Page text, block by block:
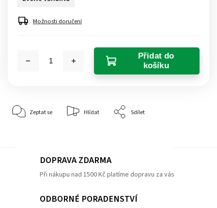
Možnosti doručení
Přidat do
košíku
Zeptat se Hlídat Sdílet
DOPRAVA ZDARMA
Při nákupu nad 1500 Kč platíme dopravu za vás
ODBORNÉ PORADENSTVÍ